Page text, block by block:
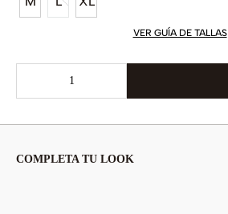
VER GUÍA DE TALLAS
COMPLETA TU LOOK